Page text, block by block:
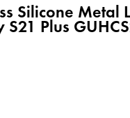
Silicone Metal
Plus